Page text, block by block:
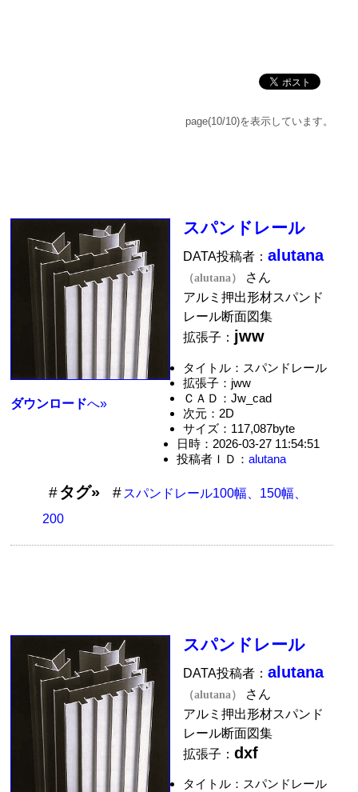
page(10/10)を表示しています。
ダウンロードへ»
スパンドレール
DATA投稿者：alutana
（alutana）
さん
アルミ押出形材スパンド
レール断面図集
拡張子： jww
タイトル：スパンドレール
拡張子：jww
ＣＡＤ：Jw_cad
次元：2D
サイズ：117,087byte
日時：2026-03-27 11:54:51
投稿者ＩＤ： alutana
タグ»
スパンドレール100幅、150幅、
200
スパンドレール
DATA投稿者：alutana
（alutana）
さん
アルミ押出形材スパンド
レール断面図集
拡張子：dxf
タイトル：スパンドレール